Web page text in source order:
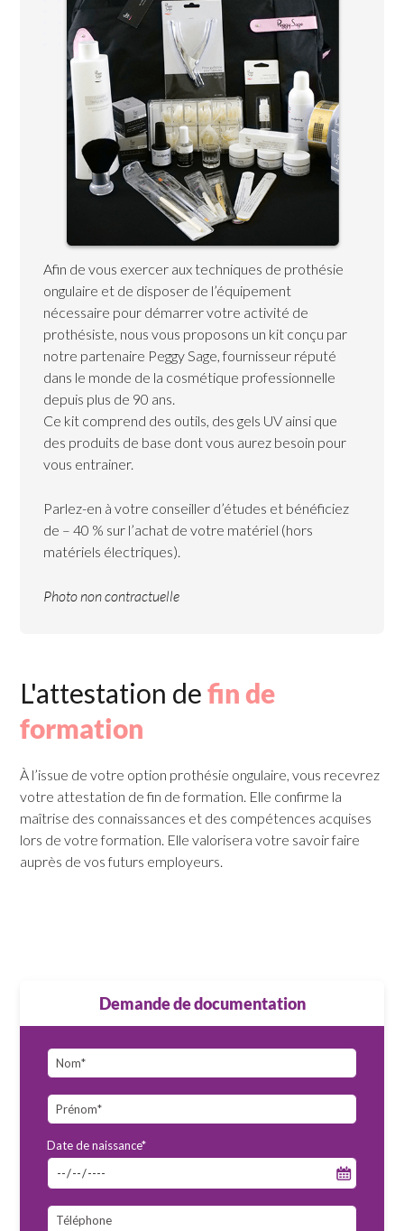
Afin de vous exercer aux techniques de prothésie
ongulaire et de disposer de l’équipement
nécessaire pour démarrer votre activité de
prothésiste, nous vous proposons un kit conçu par
notre partenaire Peggy Sage, fournisseur réputé
dans le monde de la cosmétique professionnelle
depuis plus de 90 ans.
Ce kit comprend des outils, des gels UV ainsi que
des produits de base dont vous aurez besoin pour
vous entrainer.
Parlez-en à votre conseiller d’études et bénéficiez
de – 40 % sur l’achat de votre matériel (hors
matériels électriques).
Photo non contractuelle
L'attestation defin de
formation
À l’issue de votre option prothésie ongulaire, vous recevrez
votre attestation de fin de formation. Elle confirme la
maîtrise des connaissances et des compétences acquises
lors de votre formation. Elle valorisera votre savoir faire
auprès de vos futurs employeurs.
Demande de documentation
Date de naissance*